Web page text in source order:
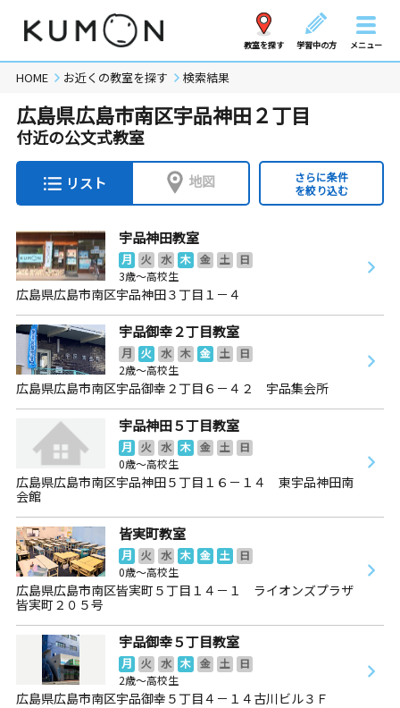
教室を探す 学習中の方 メニュー
HOME お近くの教室を探す 検索結果
広島県広島市南区宇品神田２丁目
付近の公文式教室
リスト 地図
さらに条件
を絞り込む
宇品神田教室
月 火 水 木 金 土
日
3歳～高校生
広島県広島市南区宇品神田３丁目１－４
宇品御幸２丁目教室
月 火 水 木 金 土
日
2歳～高校生
広島県広島市南区宇品御幸２丁目６－４２ 宇品集会所
宇品神田５丁目教室
月 火 水 木 金 土
日
0歳～高校生
広島県広島市南区宇品神田５丁目１６－１４ 東宇品神田南
会館
皆実町教室
月 火 水 木 金 土
日
0歳～高校生
広島県広島市南区皆実町５丁目１４－１ ライオンズプラザ
皆実町２０５号
宇品御幸５丁目教室
月 火 水 木 金 土
日
2歳～高校生
広島県広島市南区宇品御幸５丁目４－１４古川ビル３Ｆ